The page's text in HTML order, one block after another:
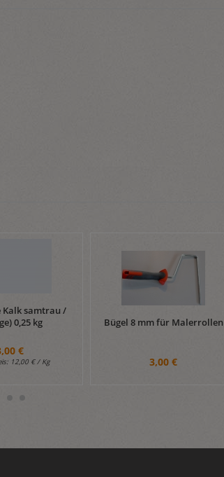
Kalk samtrau /
0,25 kg
€
12,00 € / Kg
Bügel 8 mm für Malerrollen
3,00 €